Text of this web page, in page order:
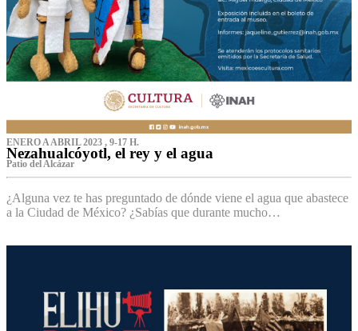
ENERO A ABRIL 2023 , 9-17 H.
Nezahualcóyotl, el rey y el agua
Patio del Alcázar
¿Alguna vez te has preguntado de dónde viene el agua que abastece
a la Ciudad de México? ¿Sabías que durante mucho…